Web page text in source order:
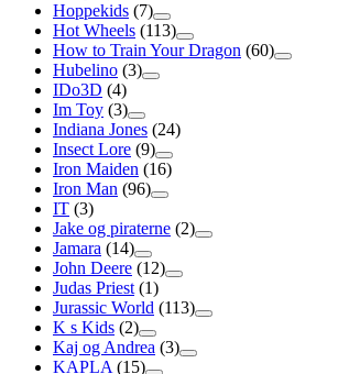
Hoppekids (7)
Hot Wheels (113)
How to Train Your Dragon (60)
Hubelino (3)
IDo3D (4)
Im Toy (3)
Indiana Jones (24)
Insect Lore (9)
Iron Maiden (16)
Iron Man (96)
IT (3)
Jake og piraterne (2)
Jamara (14)
John Deere (12)
Judas Priest (1)
Jurassic World (113)
K s Kids (2)
Kaj og Andrea (3)
KAPLA (15)